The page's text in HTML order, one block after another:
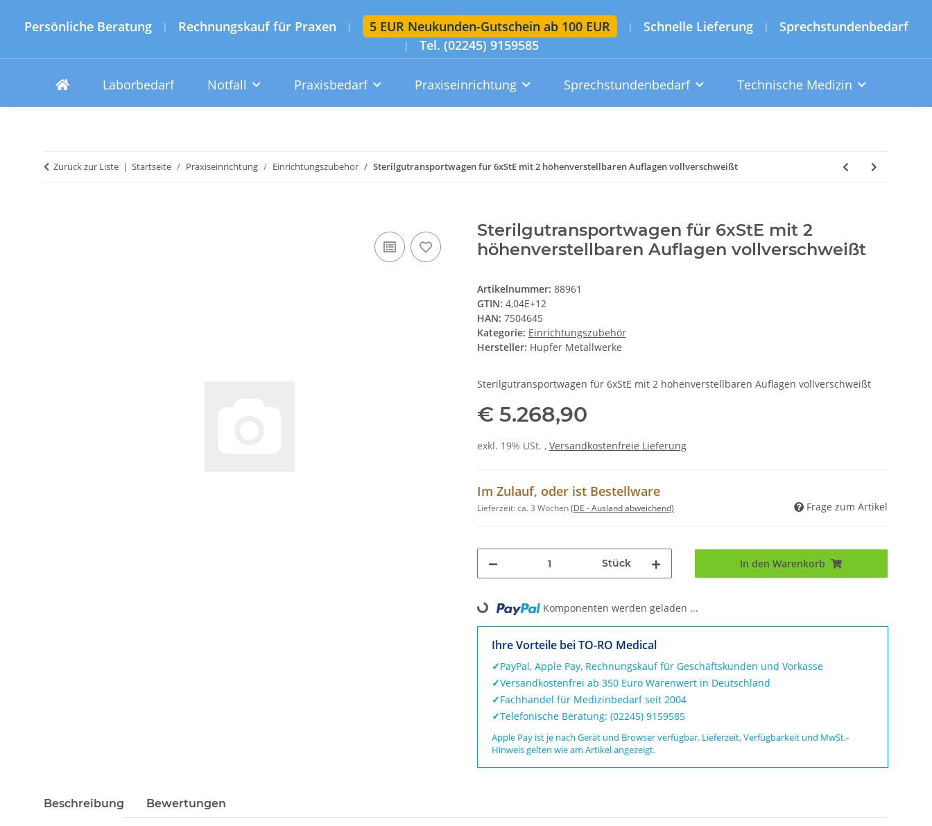
Persönliche Beratung | Rechnungskauf für Praxen | 5 EUR Neukunden-Gutschein ab 100 EUR | Schnelle Lieferung | Sprechstundenbedarf
| Tel. (02245) 9159585
Laborbedarf Notfall Praxisbedarf Praxiseinrichtung Sprechstundenbedarf Technische Medizin
Konto
Wunschzettel Warenkorb
Zurück zur Liste Startseite Praxiseinrichtung Einrichtungszubehör Sterilgutransportwagen für 6xStE mit 2 höhenverstellbaren Auflagen vollverschweißt
Sterilgutransportwagen für 6xStE mit 2
höhenverstellbaren Auflagen vollverschweißt
Artikelnummer: 88961
GTIN: 4,04E+12
HAN: 7504645
Kategorie: Einrichtungszubehör
Hersteller: Hupfer Metallwerke
Sterilgutransportwagen für 6xStE mit 2 höhenverstellbaren Auflagen vollverschweißt
€ 5.268,90
exkl. 19% USt. , Versandkostenfreie Lieferung
Im Zulauf, oder ist Bestellware
Lieferzeit:ca. 3 Wochen(DE - Ausland abweichend) Frage zum Artikel
Stück In den Warenkorb
Loading... Komponenten werden geladen ...
Ihre Vorteile bei TO-RO Medical
✓PayPal, Apple Pay, Rechnungskauf für Geschäftskunden und Vorkasse
✓Versandkostenfrei ab 350 Euro Warenwert in Deutschland
✓Fachhandel für Medizinbedarf seit 2004
✓Telefonische Beratung: (02245) 9159585
Apple Pay ist je nach Gerät und Browser verfügbar. Lieferzeit, Verfügbarkeit und MwSt.-
Hinweis gelten wie am Artikel angezeigt.
Beschreibung Bewertungen